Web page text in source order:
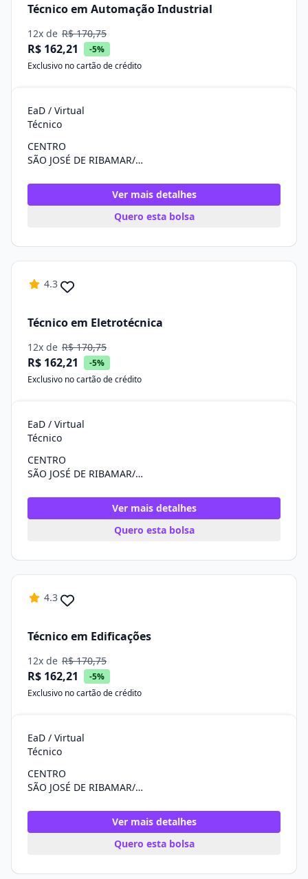
Técnico em Automação Industrial
12x de R$ 170,75
R$ 162,21
-5%
Exclusivo no cartão de crédito
EaD / Virtual
Técnico
CENTRO
SÃO JOSÉ DE RIBAMAR/MA
Ver mais detalhes
Quero esta bolsa
4.3
Técnico em Eletrotécnica
12x de R$ 170,75
R$ 162,21
-5%
Exclusivo no cartão de crédito
EaD / Virtual
Técnico
CENTRO
SÃO JOSÉ DE RIBAMAR/MA
Ver mais detalhes
Quero esta bolsa
4.3
Técnico em Edificações
12x de R$ 170,75
R$ 162,21
-5%
Exclusivo no cartão de crédito
EaD / Virtual
Técnico
CENTRO
SÃO JOSÉ DE RIBAMAR/MA
Ver mais detalhes
Quero esta bolsa